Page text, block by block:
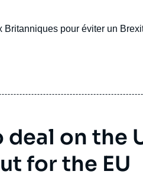
Britanniques pour éviter un
deal on the
for the EU